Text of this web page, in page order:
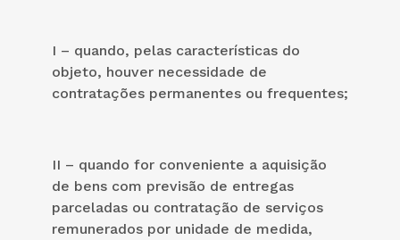
I – quando, pelas características do
objeto, houver necessidade de
contratações permanentes ou frequentes;
II – quando for conveniente a aquisição
de bens com previsão de entregas
parceladas ou contratação de serviços
remunerados por unidade de medida,